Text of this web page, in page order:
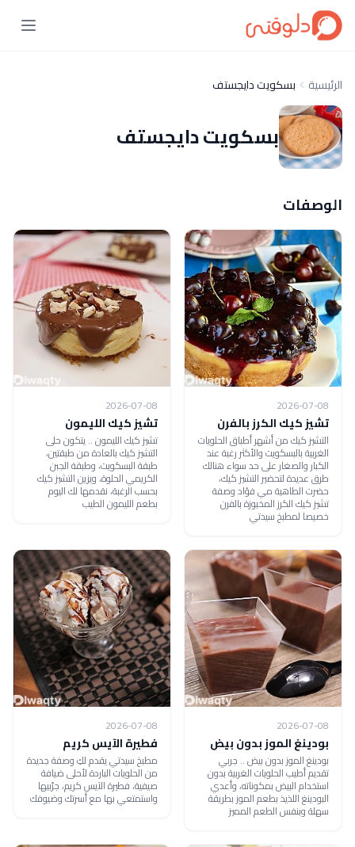
الرئيسية بسكويت دايجستف
بسكويت دايجستف
الوصفات
2026-07-08
تشيز كيك الكرز بالفرن
التشيز كيك من أشهر أطباق الحلويات
الغربية بالبسكويت والأكثر رغبة عند
الكبار والصغار على حد سواء هنالك
طرق عديدة لتحضير التشيز كيك،
حضرت الطاهية مي فؤاد وصفة
تشيز كيك الكرز المخبوزة بالفرن
خصيصا لمطبخ سيدتي
2026-07-08
تشيز كيك الليمون
تشيز كيك الليمون .. يتكون حلى
التشيز كيك بالعادة من طبقتين،
طبقة البسكويت، وطبقة الجبن
الكريمي الحلوة، ويزين التشيز كيك
بحسب الرغبة، نقدمها لك اليوم
بطعم الليمون الطيب
2026-07-08
بودينغ الموز بدون بيض
بودينغ الموز بدون بيض .. جربي
تقديم أطيب الحلويات الغربية بدون
استخدام البيض بمكوناته، وأعدي
البودينغ اللذيذ بطعم الموز بطريقة
سهلة وبنفس الطعم المميز
2026-07-08
فطيرة الآيس كريم
مطبخ سيدتي يقدم لكِ وصفة جديدة
من الحلويات الباردة لأحلى ضيافة
صيفية، فطيرة الآيس كريم، جرّبيها
واستمتعي بها مع أسرتك وضيوفك